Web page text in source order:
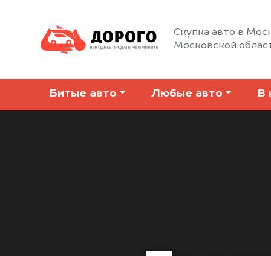
Скупка авто в
Московской
Битые авто Любые авто В